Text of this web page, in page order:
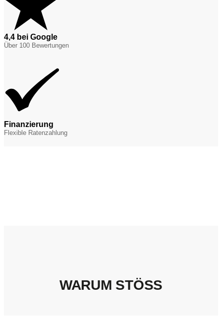
4,4 bei Google
Über 100 Bewertungen
Finanzierung
Flexible Ratenzahlung
WARUM STÖSS